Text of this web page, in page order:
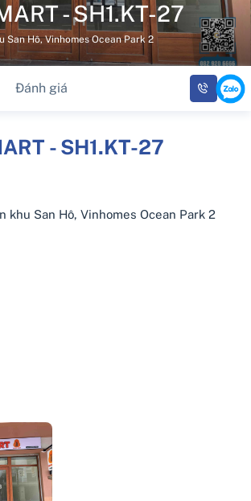
- SH1.KT-27
San Hô, Vinhomes Ocean Park 2
Đánh giá
- SH1.KT-27
khu San Hô, Vinhomes Ocean Park 2